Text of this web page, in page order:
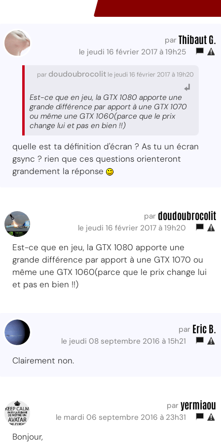
par Thibaut G.
le jeudi 16 février 2017 à 19h25
par doudoubrocolit le jeudi 16 février 2017 à 19h20
Est-ce que en jeu, la GTX 1080 apporte une
grande différence par apport à une GTX 1070
ou même une GTX 1060(parce que le prix
change lui et pas en bien !!)
quelle est ta définition d'écran ? As tu un écran
gsync ? rien que ces questions orienteront
grandement la réponse
par doudoubrocolit
le jeudi 16 février 2017 à 19h20
Est-ce que en jeu, la GTX 1080 apporte une
grande différence par apport à une GTX 1070 ou
même une GTX 1060(parce que le prix change lui
et pas en bien !!)
par Eric B.
le jeudi 08 septembre 2016 à 15h21
Clairement non.
par yermiaou
le mardi 06 septembre 2016 à 23h31
Bonjour,